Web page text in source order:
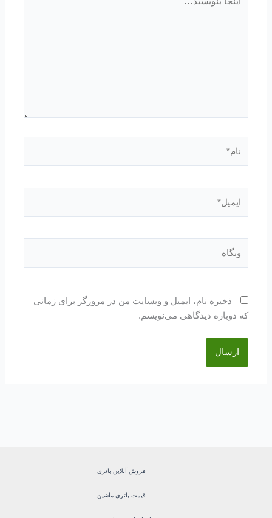
بنویسید…
ذخیره نام، ایمیل و وبسایت من در مرورگر برای زمانی
که دوباره دیدگاهی می‌نویسم.
فروش آنلاین باتری
قیمت باتری ماشین